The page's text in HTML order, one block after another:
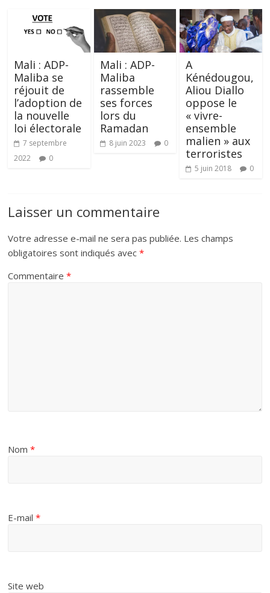
Mali : ADP-
Maliba se
réjouit de
l’adoption de
la nouvelle
loi électorale
7 septembre
2022
0
Mali : ADP-
Maliba
rassemble
ses forces
lors du
Ramadan
8 juin 2023 0
A
Kénédougou,
Aliou Diallo
oppose le
« vivre-
ensemble
malien » aux
terroristes
5 juin 2018 0
Laisser un commentaire
Votre adresse e-mail ne sera pas publiée. Les champs
obligatoires sont indiqués avec*
Commentaire*
Nom*
E-mail*
Site web